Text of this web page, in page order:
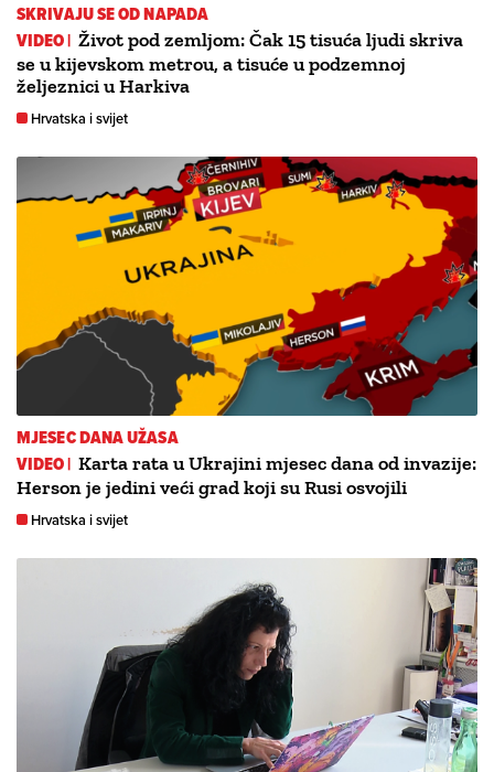
SKRIVAJU SE OD NAPADA
VIDEO | Život pod zemljom: Čak 15 tisuća ljudi skriva
se u kijevskom metrou, a tisuće u podzemnoj
željeznici u Harkiva
Hrvatska i svijet
MJESEC DANA UŽASA
VIDEO | Karta rata u Ukrajini mjesec dana od invazije:
Herson je jedini veći grad koji su Rusi osvojili
Hrvatska i svijet